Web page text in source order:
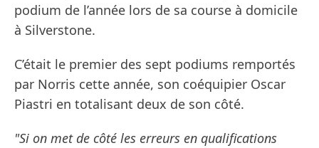
podium de l’année lors de sa course à domicile
à Silverstone.
C’était le premier des sept podiums remportés
par Norris cette année, son coéquipier Oscar
Piastri en totalisant deux de son côté.
"Si on met de côté les erreurs en qualifications